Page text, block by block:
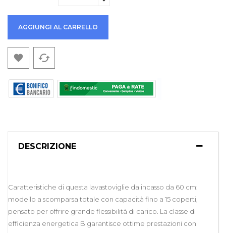
AGGIUNGI AL CARRELLO
 cached
DESCRIZIONE
Caratteristiche di questa lavastoviglie da incasso da 60 cm:
modello a scomparsa totale con capacità fino a 15 coperti,
pensato per offrire grande flessibilità di carico. La classe di
efficienza energetica B garantisce ottime prestazioni con